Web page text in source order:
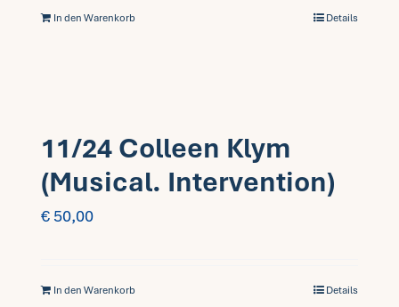
In den Warenkorb Details
11/24 Colleen Klym
(Musical. Intervention)
€ 50,00
In den Warenkorb Details